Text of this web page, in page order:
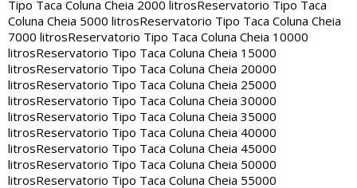
Tipo Taca Coluna Cheia 2000 litrosReservatorio Tipo Taca
Coluna Cheia 5000 litrosReservatorio Tipo Taca Coluna Cheia
7000 litrosReservatorio Tipo Taca Coluna Cheia 10000
litrosReservatorio Tipo Taca Coluna Cheia 15000
litrosReservatorio Tipo Taca Coluna Cheia 20000
litrosReservatorio Tipo Taca Coluna Cheia 25000
litrosReservatorio Tipo Taca Coluna Cheia 30000
litrosReservatorio Tipo Taca Coluna Cheia 35000
litrosReservatorio Tipo Taca Coluna Cheia 40000
litrosReservatorio Tipo Taca Coluna Cheia 45000
litrosReservatorio Tipo Taca Coluna Cheia 50000
litrosReservatorio Tipo Taca Coluna Cheia 55000